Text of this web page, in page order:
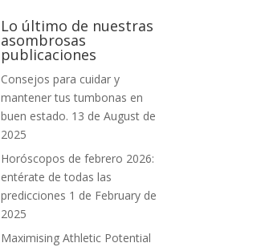
Lo último de nuestras
asombrosas
publicaciones
Consejos para cuidar y
mantener tus tumbonas en
buen estado. 13 de August de
2025
Horóscopos de febrero 2026:
entérate de todas las
predicciones 1 de February de
2025
Maximising Athletic Potential